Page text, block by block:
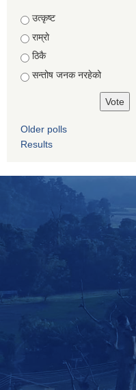
Choices
उत्कृष्ट
राम्रो
ठिकै
सन्तोष जनक नरहेको
Older polls
Results